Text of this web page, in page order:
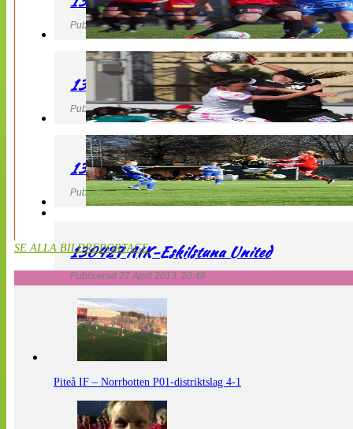
Publicerad 27 April 2013, 22:40
130427 IF Limhamn Bunkeflo – QBIK
Publicerad 27 April 2013, 21:10
130427 LdB FC Malmö – Mallbackens IF
Publicerad 27 April 2013, 20:54
130427 AIK-Eskilstuna United
Publicerad 27 April 2013, 20:48
SE ALLA BILDREPORTAGE
Piteå IF – Norrbotten P01-distriktslag 4-1